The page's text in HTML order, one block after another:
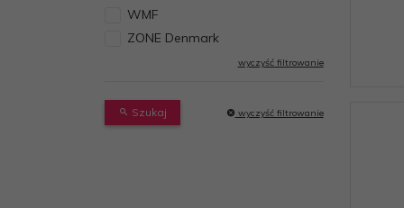
WMF
ZONE Denmark
wyczyść filtrowanie
Szukaj wyczyść filtrowanie